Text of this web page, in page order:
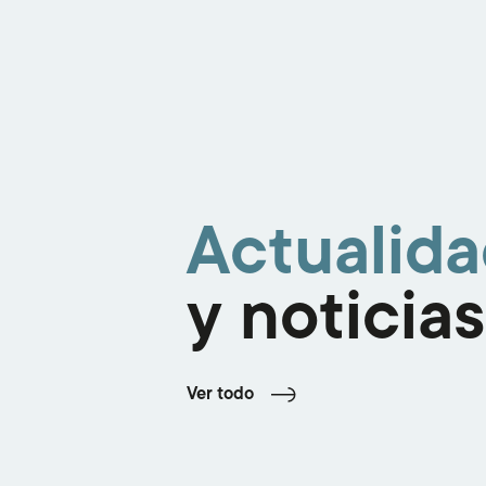
y noticias
Ver todo